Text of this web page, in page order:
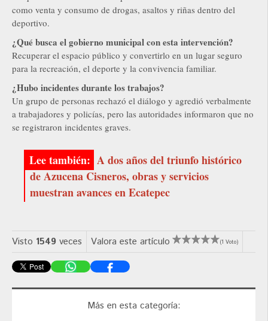
como venta y consumo de drogas, asaltos y riñas dentro del
deportivo.
¿Qué busca el gobierno municipal con esta intervención?
Recuperar el espacio público y convertirlo en un lugar seguro
para la recreación, el deporte y la convivencia familiar.
¿Hubo incidentes durante los trabajos?
Un grupo de personas rechazó el diálogo y agredió verbalmente
a trabajadores y policías, pero las autoridades informaron que no
se registraron incidentes graves.
A dos años del triunfo histórico
de Azucena Cisneros, obras y servicios
muestran avances en Ecatepec
Visto 1549 veces Valora este artículo (1 Voto)
Más en esta categoría: